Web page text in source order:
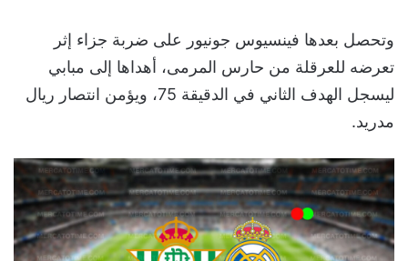
وتحصل بعدها فينسيوس جونيور على ضربة جزاء إثر
تعرضه للعرقلة من حارس المرمى، أهداها إلى مبابي
ليسجل الهدف الثاني في الدقيقة 75، ويؤمن انتصار ريال
مدريد.